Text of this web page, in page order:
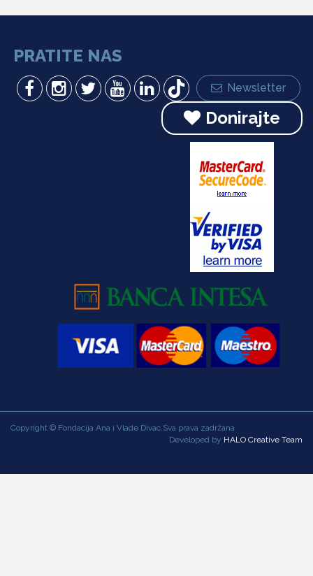
PRATITE NAS
Newsletter
Donirajte
Copyright © Fondacija Ana i Vlade Divac.Sva prava zadržana
Developed by HALO Creative Team